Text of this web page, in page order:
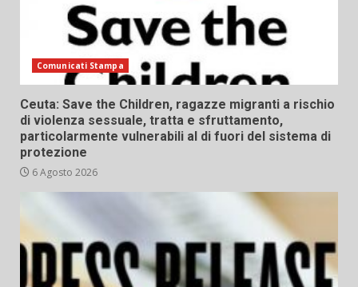
Comunicati Stampa
Ceuta: Save the Children, ragazze migranti a rischio
di violenza sessuale, tratta e sfruttamento,
particolarmente vulnerabili al di fuori del sistema di
protezione
6 Agosto 2026